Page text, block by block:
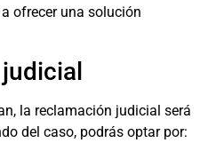
ofrecer una solución
la reclamación judicial será
del caso, podrás optar por: